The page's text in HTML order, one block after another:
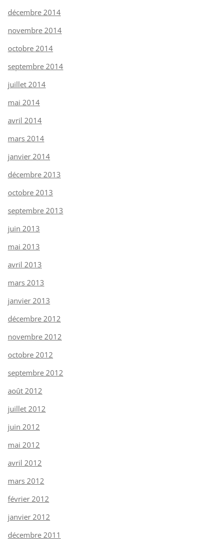
décembre 2014
novembre 2014
octobre 2014
septembre 2014
juillet 2014
mai 2014
avril 2014
mars 2014
janvier 2014
décembre 2013
octobre 2013
septembre 2013
juin 2013
mai 2013
avril 2013
mars 2013
janvier 2013
décembre 2012
novembre 2012
octobre 2012
septembre 2012
août 2012
juillet 2012
juin 2012
mai 2012
avril 2012
mars 2012
février 2012
janvier 2012
décembre 2011